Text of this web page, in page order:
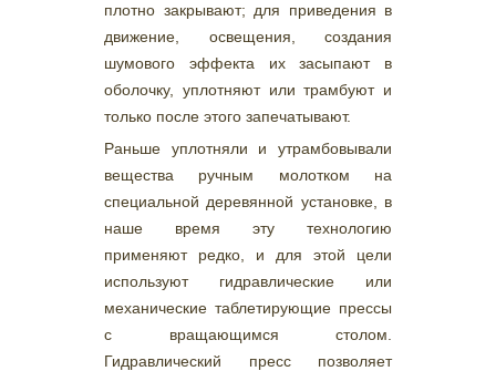
плотно закрывают; для приведения в
движение, освещения, создания
шумового эффекта их засыпают в
оболочку, уплотняют или трамбуют и
только после этого запечатывают.
Раньше уплотняли и утрамбовывали
вещества ручным молотком на
специальной деревянной установке, в
наше время эту технологию
применяют редко, и для этой цели
используют гидравлические или
механические таблетирующие прессы
с вращающимся столом.
Гидравлический пресс позволяет